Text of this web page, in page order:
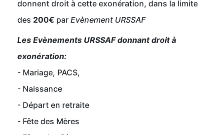
donnent droit à cette exonération, dans la limite
des 200€ par Evènement URSSAF
Les Evènements URSSAF donnant droit à
exonération:
- Mariage, PACS,
- Naissance
- Départ en retraite
- Fête des Mères